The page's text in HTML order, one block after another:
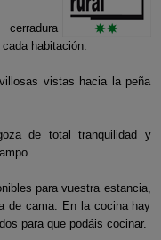
habitación.
vistas hacia la peña
de total tranquilidad y
para vuestra estancia,
de cama. En la cocina hay
para que podáis cocinar.